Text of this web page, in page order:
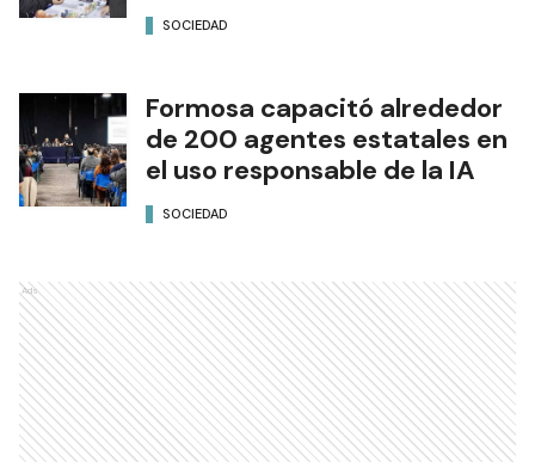
SOCIEDAD
Formosa capacitó alrededor
de 200 agentes estatales en
el uso responsable de la IA
SOCIEDAD
Ads